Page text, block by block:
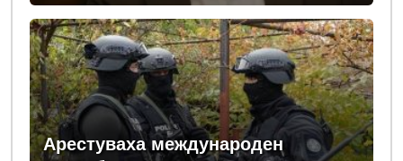
Арестуваха международен